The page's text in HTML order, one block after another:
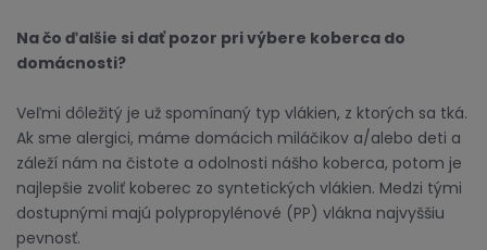
Na čo ďalšie si dať pozor pri výbere koberca do
domácnosti?
Veľmi dôležitý je už spomínaný typ vlákien, z ktorých sa tká.
Ak sme alergici, máme domácich miláčikov a/alebo deti a
záleží nám na čistote a odolnosti nášho koberca, potom je
najlepšie zvoliť koberec zo syntetických vlákien. Medzi tými
dostupnými majú polypropylénové (PP) vlákna najvyššiu
pevnosť.